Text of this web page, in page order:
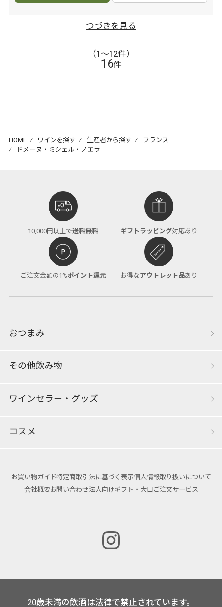
つづきを見る
（1〜12件）
16件
HOME ⁄ ワインを探す ⁄ 生産者から探す ⁄ フランス
⁄
ドメーヌ・ミシェル・ノエラ
10,000円以上で送料無料 ギフトラッピング対応あり
ご注文金額の1%ポイント還元 お得なアウトレット品あり
おつまみ
その他飲み物
ワインセラー・グッズ
コスメ
お買い物ガイド特定商取引法に基づく表示個人情報取り扱いについて
会社概要お問い合わせ法人向けギフト・大口ご注文サービス
20歳未満の飲酒は法律で禁止されています。